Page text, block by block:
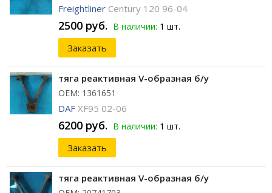
Freightliner Century 120 96-04
2500 руб. В наличии: 1 шт.
Заказать
тяга реактивная V-образная б/у
ОЕМ: 1361651
DAF XF95 02-06
6200 руб. В наличии: 1 шт.
Заказать
тяга реактивная V-образная б/у